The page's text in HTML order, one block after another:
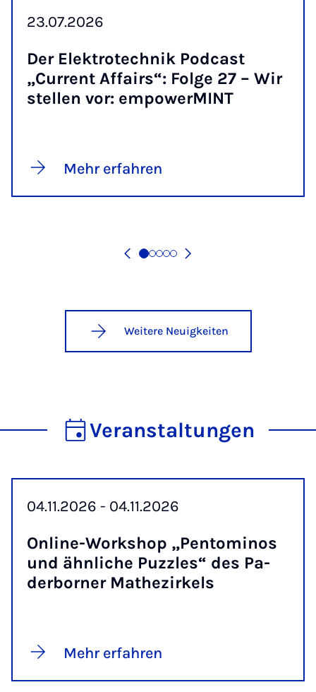
23.07.2026
Der Elek­tro­tech­nik Pod­cast
„Cur­rent Af­fairs“: Fol­ge 27 – Wir
stel­len vor: em­po­w­er­MINT
Mehr erfahren
Weitere Neuigkeiten
Veranstaltungen
04.11.2026 - 04.11.2026
On­line-Work­shop „Pentomi­nos
und ähn­li­che Puzz­les“ des Pa­
der­bor­ner Ma­the­zir­kels
Mehr erfahren